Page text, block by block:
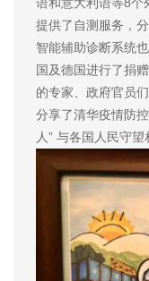
提供了自测服务，
智能辅助诊断系统
国及德国进行了捐
的专家、政府官员
分享了清华疫情防
人” 与各国人民守